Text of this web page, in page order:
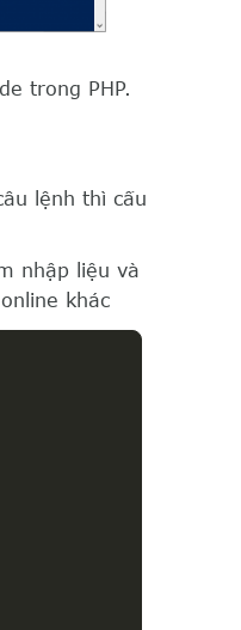
trong PHP.
lệnh thì cấu
nhập liệu và
khác